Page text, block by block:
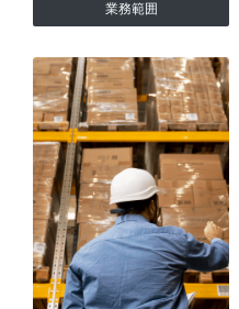
業務範囲